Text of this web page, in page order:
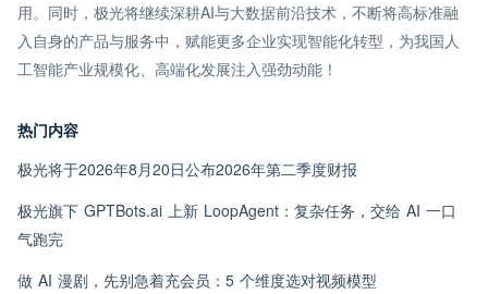
用。同时，极光将继续深耕AI与大数据前沿技术，不断将高标准融
入自身的产品与服务中，赋能更多企业实现智能化转型，为我国人
工智能产业规模化、高端化发展注入强劲动能！
热门内容
极光将于2026年8月20日公布2026年第二季度财报
极光旗下 GPTBots.ai 上新 LoopAgent：复杂任务，交给 AI 一口
气跑完
做 AI 漫剧，先别急着充会员：5 个维度选对视频模型